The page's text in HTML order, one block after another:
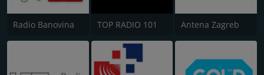
Radio Banovina TOP RADIO 101 Antena Zagreb